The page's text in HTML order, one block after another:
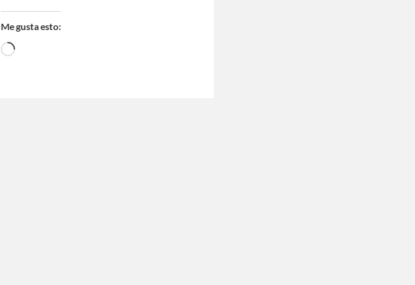
Me gusta esto: